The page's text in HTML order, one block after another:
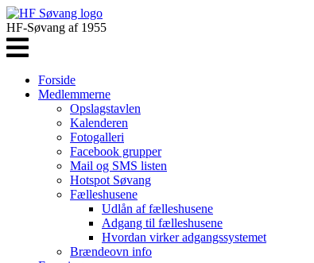
HF-Søvang af 1955
Forside
Medlemmerne
Opslagstavlen
Kalenderen
Fotogalleri
Facebook grupper
Mail og SMS listen
Hotspot Søvang
Fælleshusene
Udlån af fælleshusene
Adgang til fælleshusene
Hvordan virker adgangssystemet
Brændeovn info